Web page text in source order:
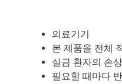
의료기기
본 제품을 전체
실금 환자의 손
필요할 때마다